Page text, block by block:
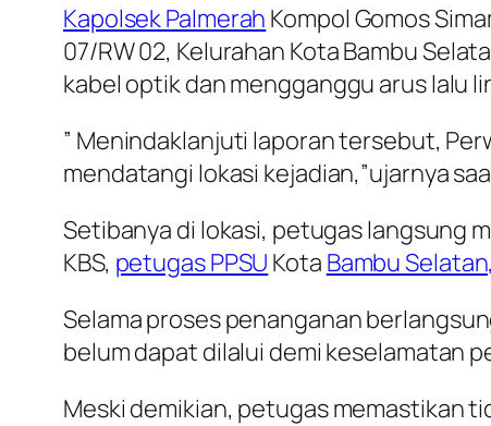
Kapolsek Palmerah Kompol Gomos
07/RW 02, Kelurahan Kota Bambu
kabel optik dan mengganggu arus lalu
” Menindaklanjuti laporan tersebut,
mendatangi lokasi kejadian,”ujarnya
Setibanya di lokasi, petugas langsung
KBS, petugas PPSU Kota Bambu Selatan,
Selama proses penanganan
belum dapat dilalui demi keselamatan
Meski demikian, petugas memastikan